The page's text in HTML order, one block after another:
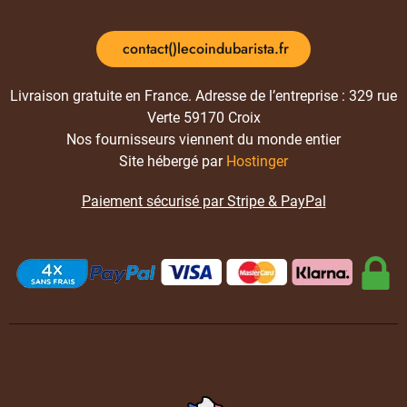
contact()lecoindubarista.fr
Livraison gratuite en France. Adresse de l’entreprise : 329 rue
Verte 59170 Croix
Nos fournisseurs viennent du monde entier
Site hébergé par Hostinger
Paiement sécurisé par Stripe & PayPal